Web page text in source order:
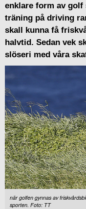
enklare form av golf
träning på driving
skall kunna få
halvtid. Sedan vek
slöseri med våra
när golfen gynnas av
sporten. Foto: TT